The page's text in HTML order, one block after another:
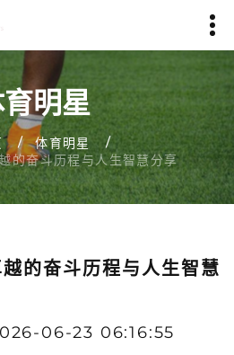
明星
体育明星
的奋斗历程与人生智慧分享
的奋斗历程与人生智慧
06-23 06:16:55